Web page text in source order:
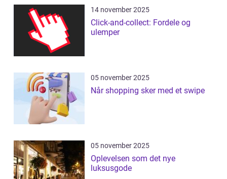
14 november 2025
Click-and-collect: Fordele og
ulemper
05 november 2025
Når shopping sker med et swipe
05 november 2025
Oplevelsen som det nye
luksusgode